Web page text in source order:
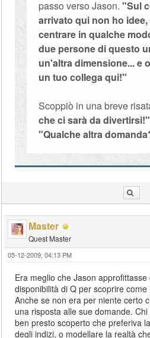
passo verso Jason."Sul
arrivato qui non ho
centrare in qualche
due persone di questo
un'altra dimensione... e
un tuo collega qui!"
Scoppiò in una breve
che ci sarà da divertirsi!"
"Qualche altra
Master
Quest Master
05-12-2009, 04:13 PM
Era meglio che Jason
disponibilità di Q per scoprire
Anche se non era per niente certo
una risposta alle sue domande.
ben presto scoperto che preferiva
degli indizi, o modellare la realtà